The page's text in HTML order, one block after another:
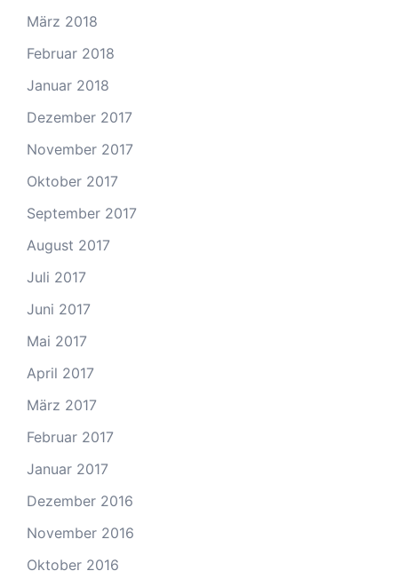
März 2018
Februar 2018
Januar 2018
Dezember 2017
November 2017
Oktober 2017
September 2017
August 2017
Juli 2017
Juni 2017
Mai 2017
April 2017
März 2017
Februar 2017
Januar 2017
Dezember 2016
November 2016
Oktober 2016